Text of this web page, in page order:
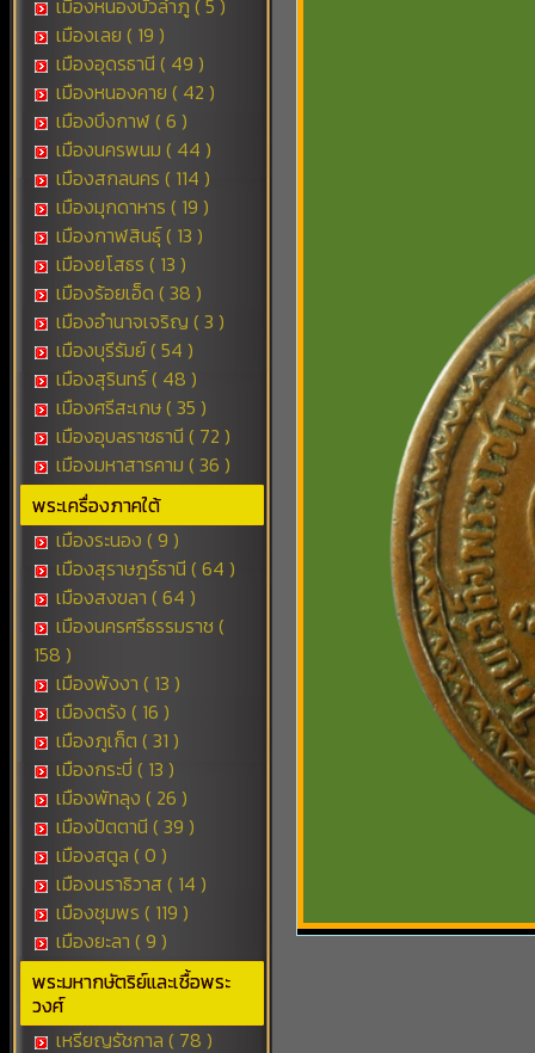
เมืองหนองบัวลำภู ( 5 )
เมืองเลย ( 19 )
เมืองอุดรธานี ( 49 )
เมืองหนองคาย ( 42 )
เมืองบึงกาฬ ( 6 )
เมืองนครพนม ( 44 )
เมืองสกลนคร ( 114 )
เมืองมุกดาหาร ( 19 )
เมืองกาฬสินธุ์ ( 13 )
เมืองยโสธร ( 13 )
เมืองร้อยเอ็ด ( 38 )
เมืองอำนาจเจริญ ( 3 )
เมืองบุรีรัมย์ ( 54 )
เมืองสุรินทร์ ( 48 )
เมืองศรีสะเกษ ( 35 )
เมืองอุบลราชธานี ( 72 )
เมืองมหาสารคาม ( 36 )
พระเครื่องภาคใต้
เมืองระนอง ( 9 )
เมืองสุราษฎร์ธานี ( 64 )
เมืองสงขลา ( 64 )
เมืองนครศรีธรรมราช (
158 )
เมืองพังงา ( 13 )
เมืองตรัง ( 16 )
เมืองภูเก็ต ( 31 )
เมืองกระบี่ ( 13 )
เมืองพัทลุง ( 26 )
เมืองปัตตานี ( 39 )
เมืองสตูล ( 0 )
เมืองนราธิวาส ( 14 )
เมืองชุมพร ( 119 )
เมืองยะลา ( 9 )
พระมหากษัตริย์และเชื้อพระ
วงศ์
เหรียญรัชกาล ( 78 )